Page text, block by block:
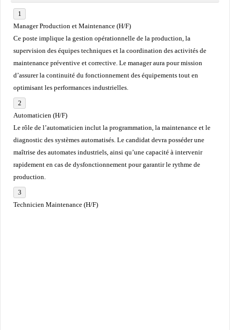
Manager Production et Maintenance (H/F)
Ce poste implique la gestion opérationnelle de la production, la
supervision des équipes techniques et la coordination des activités de
maintenance préventive et corrective. Le manager aura pour mission
d’assurer la continuité du fonctionnement des équipements tout en
optimisant les performances industrielles.
Automaticien (H/F)
Le rôle de l’automaticien inclut la programmation, la maintenance et le
diagnostic des systèmes automatisés. Le candidat devra posséder une
maîtrise des automates industriels, ainsi qu’une capacité à intervenir
rapidement en cas de dysfonctionnement pour garantir le rythme de
production.
Technicien Maintenance (H/F)